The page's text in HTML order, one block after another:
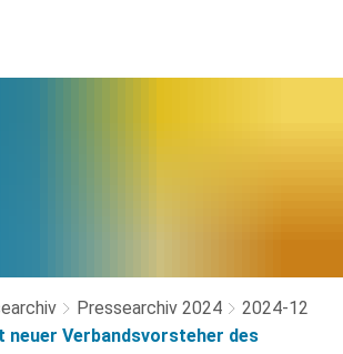
Pressearchiv 2024
2024-12
neuer Verbandsvorsteher des